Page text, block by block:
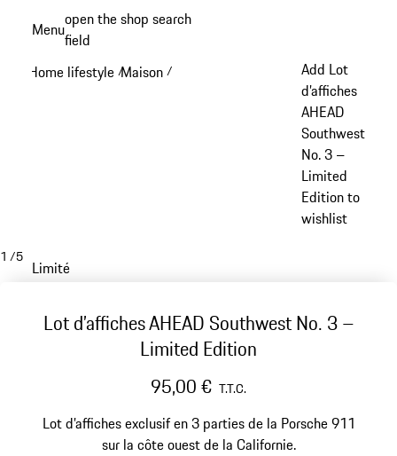
principal
Menuopen the shop search
field
Home lifestyle /Maison /
Add Lot
d’affiches
AHEAD
Southwest
No. 3 –
Limited
Edition to
wishlist
1 /5
Limité
Lot d’affiches AHEAD Southwest No. 3 –
Limited Edition
95,00 € T.T.C.
Lot d’affiches exclusif en 3 parties de la Porsche 911
sur la côte ouest de la Californie.